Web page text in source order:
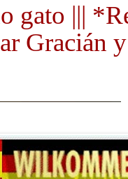
gato |||
Gracián